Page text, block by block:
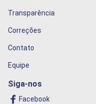
Transparência
Correções
Contato
Equipe
Siga-nos
Facebook